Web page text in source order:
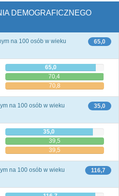
DEMOGRAFICZNEGO
65,0
na 100 osób w wieku
65,0
70,4
70,8
35,0
na 100 osób w wieku
35,0
39,5
39,5
116,7
na 100 osób w wieku